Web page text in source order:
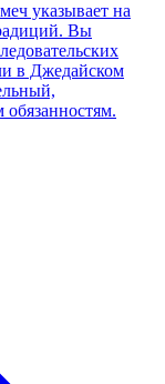
указывает на
Вы
в Джедайском